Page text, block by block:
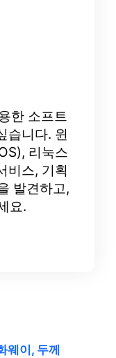
한 소프트
습니다. 윈
리눅스
비스, 기획
발견하고,
요.
이, 두께